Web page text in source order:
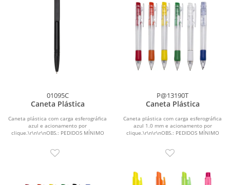
01095C
Caneta Plástica
Caneta plástica com carga esferográfica
azul e acionamento por
clique.\r\n\r\nOBS.: PEDIDOS MÍNIMO
P@13190T
Caneta Plástica
Caneta plástica com carga esferográfica
azul 1.0 mm e acionamento por
clique.\r\n\r\nOBS.: PEDIDOS MÍNIMO